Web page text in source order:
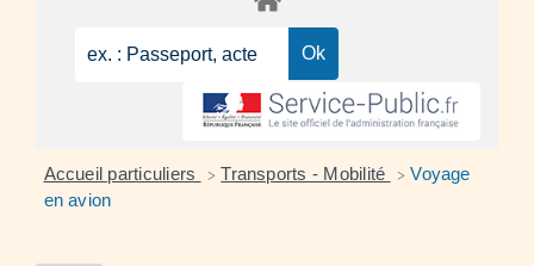
Accueil particuliers > Transports - Mobilité > Voyage
en avion